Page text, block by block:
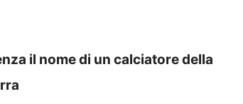
il nome di un calciatore della